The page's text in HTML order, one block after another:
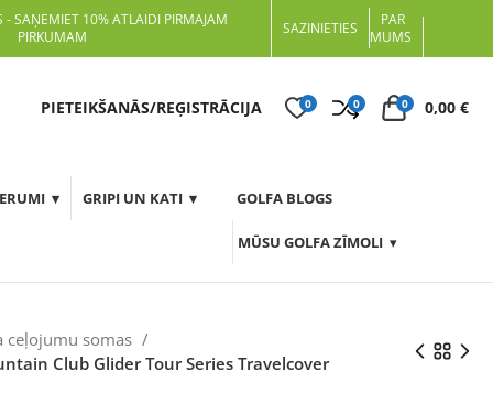
- SAŅEMIET 10% ATLAIDI PIRMAJAM
PIRKUMAM
SAZINIETIES
PAR
MUMS
PIETEIKŠANĀS/REĢISTRĀCIJA 0 0 0 0,00 €
GRIPI UN KATI GOLFA BLOGS
MŪSU GOLFA ZĪMOLI
ceļojumu somas
Club Glider Tour Series Travelcover